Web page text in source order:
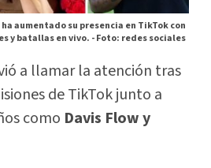
ha aumentado su presencia en TikTok con
y batallas en vivo. -Foto: redes sociales
a llamar la atención tras
de TikTok junto a
como Davis Flow y